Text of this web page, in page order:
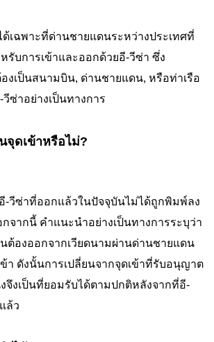
เฉพาะที่ด่านชายแดนระหว่างประเทศที่
รับการเข้าและออกด้วยอี-วีซ่า ซึ่ง
งเป็นสนามบิน, ด่านชายแดน, หรือท่าเรือ
ซ่าอย่างเป็นทางการ
จุดเข้าหรือไม่?
-วีซ่าที่ออกแล้วในปัจจุบันไม่ได้ถูกพิมพ์ลง
กจากนี้ คำแนะนำอย่างเป็นทางการระบุว่า
ต้องออกจากเวียดนามผ่านด่านชายแดน
ข้า ดังนั้นการเปลี่ยนจากจุดเข้าที่รับอนุญาต
จึงเป็นที่ยอมรับได้ตามปกติหลังจากที่อี-
ล้ว